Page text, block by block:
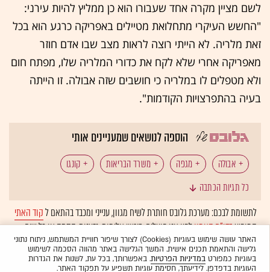
לשם מציין מקרה אחד שעבורו הוא כן ממליץ להיות עירני:
"החשש העיקרי מתחלואת מטיילים באפריקה כרגע הוא בכל
זאת מלריה. לא הייתי רוצה לראות מצב שבו אדם חוזר
מאפריקה אחרי שלא לקח את כדורי המלריה שלו, מפתח חום
ולא מטפלים לו במלריה כי חושבים שזה אבולה. זו הייתה
בעיה בהתפרצויות הקודמות".
הוספה לנושאים שמעניינים אותי
אבולה מגפה משרד הבריאות קונגו
מערכת הבריאות מצב חירום
כל תגיות הכתבה
לתשומת לבכם: מערכת גלובס חותרת לשיח מגוון, ענייני ומכבד בהתאם לקוד האתי
המופיעבדו"ח האמוןלפיו אנו פועלים. ביטויי אלימות, גזענות, הסתה או כל שיח
בלתי הולם אחר מסוננים בצורהאוטומטיתולא יפורסמו באתר.
האתר עושה שימוש בעוגיות (Cookies) לצורך שיפור חוויית המשתמש, ניתוח נתוני
גלישה והתאמת תכנים אישית. המשך הגלישה באתר מהווה הסכמה לשימוש
בעוגיות כמפורטבמדיניות הפרטיות. באפשרותך, בכל עת, לשנות את הגדרות
העוגיות בדפדפן. לידיעתך, חסימת עוגיות תשפיע על תפקוד האתר.